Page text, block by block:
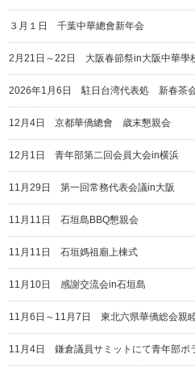
３月１日 千葉中華總會新年会
2月21日～22日 大阪春節祭in大阪中華學
2026年1月6日 駐日台湾代表処 新春茶
12月4日 京都華僑總會 歳末懇親会
12月1日 青年部第二回会員大会in横浜
11月29日 第一回常務代表会議in大阪
11月11日 石垣島BBQ懇親会
11月11日 石垣媽祖廟上棟式
11月10日 感謝交流会in石垣島
11月6日～11月7日 東北六県華僑総会親
11月4日 鎌倉議員サミットにて青年部ボ